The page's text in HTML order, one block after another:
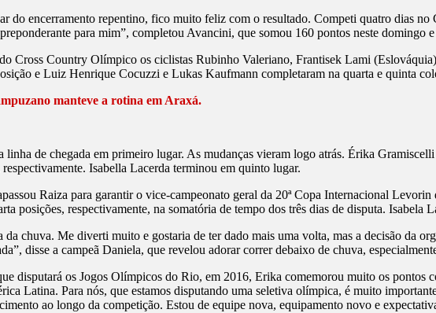
do encerramento repentino, fico muito feliz com o resultado. Competi quatro dias
para mim”, completou Avancini, que somou 160 pontos neste domingo
Cross Country Olímpico os ciclistas Rubinho Valeriano, Frantisek Lami
e Luiz Henrique Cocuzzi e Lukas Kaufmann completaram na quarta e quinta
manteve a rotina em Araxá.
linha de chegada em primeiro lugar. As mudanças vieram logo atrás. Érika
Isabella Lacerda terminou em quinto lugar.
Raiza para garantir o vice-campeonato geral da 20ª Copa Internacional
posições, respectivamente, na somatória de tempo dos três dias de disputa. Isabela
chuva. Me diverti muito e gostaria de ter dado mais uma volta, mas a decisão da
disse a campeã Daniela, que revelou adorar correr debaixo de chuva,
disputará os Jogos Olímpicos do Rio, em 2016, Erika comemorou muito os pontos
Latina. Para nós, que estamos disputando uma seletiva olímpica, é muito
ao longo da competição. Estou de equipe nova, equipamento novo e